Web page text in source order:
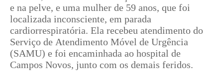
e na pelve, e uma mulher de 59 anos, que foi
localizada inconsciente, em parada
cardiorrespiratória. Ela recebeu atendimento do
Serviço de Atendimento Móvel de Urgência
(SAMU) e foi encaminhada ao hospital de
Campos Novos, junto com os demais feridos.